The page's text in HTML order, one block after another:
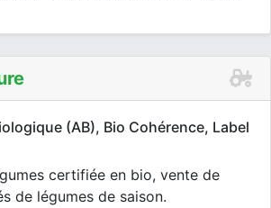
(AB), Bio Cohérence, Label
certifiée en bio, vente de
de légumes de saison.